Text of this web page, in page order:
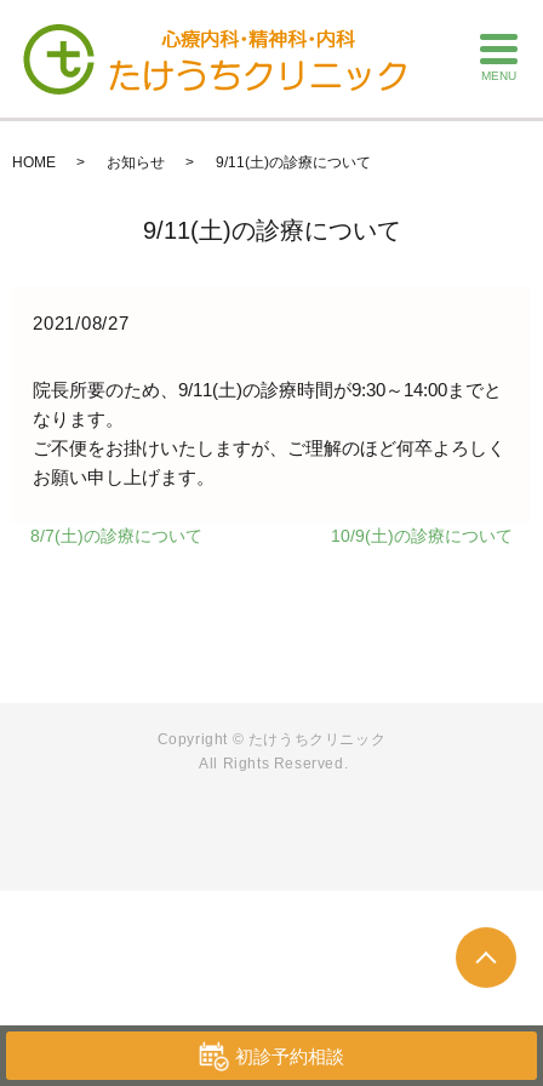
MENU
HOME お知らせ 9/11(土)の診療について
9/11(土)の診療について
2021/08/27
院長所要のため、9/11(土)の診療時間が9:30～14:00までと
なります。
ご不便をお掛けいたしますが、ご理解のほど何卒よろしく
お願い申し上げます。
8/7(土)の診療について 10/9(土)の診療について
初診予約相談
Copyright © たけうちクリニック
All Rights Reserved.